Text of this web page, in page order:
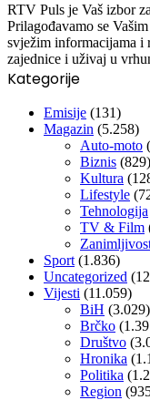
RTV Puls je Vaš izbor
Prilagođavamo se
svježim informacijama i
zajednice i uživaj u
Kategorije
Emisije (131)
Magazin (5.258)
Auto-moto
Biznis (829)
Kultura
Lifestyle
Tehnologija
TV & Film
Sport (1.836)
Uncategorized
Vijesti (11.059)
BiH (3.029)
Brčko
Društvo
Hronika
Politika
Region